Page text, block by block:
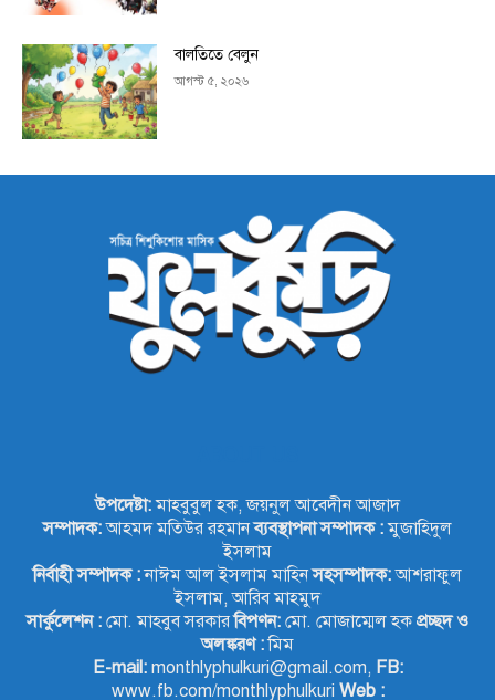
বালতিতে বেলুন
আগস্ট ৫, ২০২৬
উপদেষ্টা:মাহবুবুল হক, জয়নুল আবেদীন আজাদ
সম্পাদক:আহমদ মতিউর রহমানব্যবস্থাপনা সম্পাদক :মুজাহিদুল
ইসলাম
নির্বাহী সম্পাদক :নাঈম আল ইসলাম মাহিনসহসম্পাদক:আশরাফুল
ইসলাম, আরিব মাহমুদ
সার্কুলেশন : মো. মাহবুব সরকারবিপণন: মো. মোজাম্মেল হকপ্রচ্ছদ ও
অলঙ্করণ :মিম
E-mail:monthlyphulkuri@gmail.com, FB:
www.fb.com/monthlyphulkuri Web :